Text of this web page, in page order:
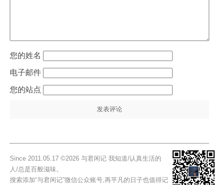
姓名
电子邮件
站点
Since 2011.05.17 ©2026 与君闲记 我知道/认真生活的
人/总是百般滋味。
搜索添加“与君闲记”微信公众账号,再平凡的日子也值得记